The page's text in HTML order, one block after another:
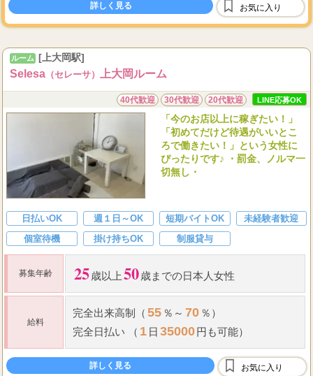
※deep lymph
詳しく見る お気に入り
ルーム [上大岡駅]
Selesa （セレーサ） 上大岡ルーム
40代歓迎 30代歓迎 20代歓迎 LINE応募OK
「今のお店以上に稼ぎたい！」
「初めてだけど待遇がいいとこ
ろで働きたい！」という女性に
ぴったりです♪ ・罰金、ノルマ一
切無し・
日払いOK 週１日～OK 短期バイトOK
未経験者歓迎
個室待機
掛け持ちOK 制服貸与
募集年齢 25歳以上 50歳までの日本人女性
給料
完全出来高制（ 55 ％～ 70 ％）
完全日払い （ 1 日 35000円も可能）
詳しく見る お気に入り